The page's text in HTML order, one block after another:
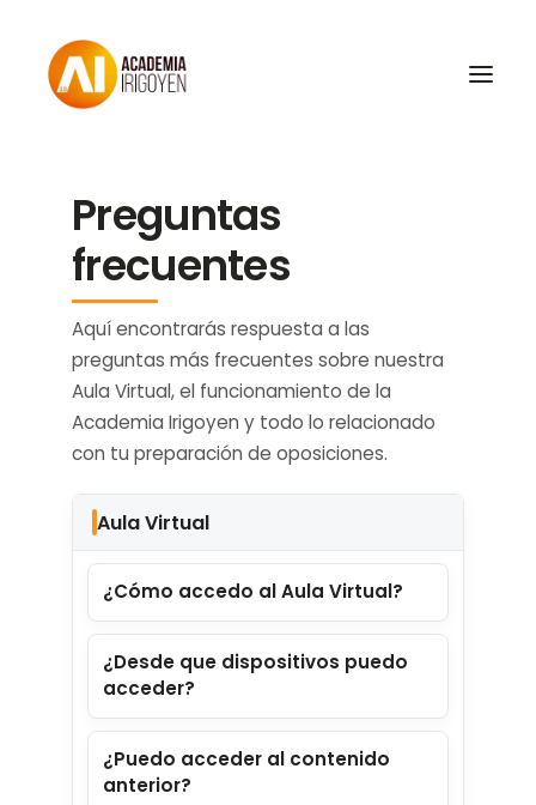
Oposiciones
Libros
Trabaja con nosotros
Contacto
Preguntas Frecuentes
BuscaOpos 🔎
Aula virtual
Login / Register
Cart
Preguntas
frecuentes
Aquí encontrarás respuesta a las
preguntas más frecuentes sobre nuestra
Aula Virtual, el funcionamiento de la
Academia Irigoyen y todo lo relacionado
con tu preparación de oposiciones.
Aula Virtual
¿Cómo accedo al Aula Virtual?
¿Desde que dispositivos puedo
acceder?
¿Puedo acceder al contenido
anterior?